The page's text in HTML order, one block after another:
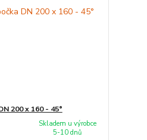
200 x 160 - 45°
Skladem u výrobce
5-10 dnů